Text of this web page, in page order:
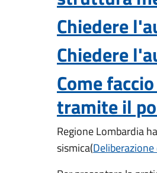
Chiedere
Chiedere
Come
tramite il
Regione Lombardia
sismica(